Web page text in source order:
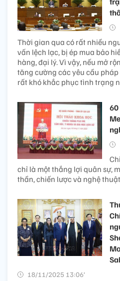
Thời gian qua có rất nhiều
vấn lệch lạc, bị ép mua bảo
hàng, đại lý. Vì vậy, nếu mở
tăng cường các yêu cầu
rất khó khắc phục tình trạng
60
chỉ là một thắng lợi quân sự,
thần, chiến lược và nghệ
18/11/2025 13:06’